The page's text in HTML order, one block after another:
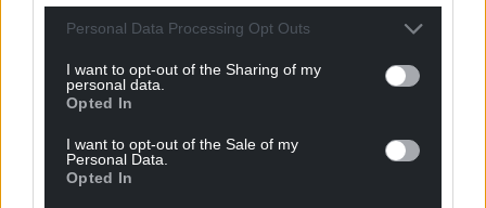
Personal Data Processing Opt Outs
I want to opt-out of the Sharing of my
personal data.
Opted In
I want to opt-out of the Sale of my
Personal Data.
Opted In
Wir bieten Mehrwert
Bmax ist der ideale Partner, wenn es darum geht, Ihre
Kosten zu senken, die Durchlaufzeiten zu verkürzen, die
den Gesundheitsschutz zu verbessern, indem langwierige
und wiederholte manuelle Nacharbeiten entfallen.